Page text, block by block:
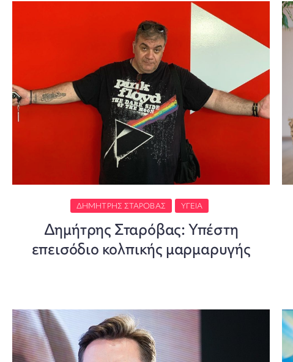
ΔΗΜΉΤΡΗΣ ΣΤΑΡΌΒΑΣ ΥΓΕΊΑ
Δημήτρης Σταρόβας: Υπέστη
επεισόδιο κολπικής μαρμαρυγής